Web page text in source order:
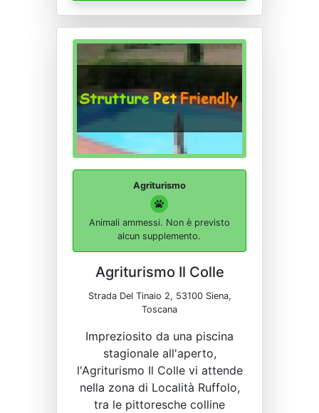
Agriturismo
Animali ammessi. Non è previsto
alcun supplemento.
Agriturismo Il Colle
Strada Del Tinaio 2, 53100 Siena,
Toscana
Impreziosito da una piscina
stagionale all'aperto,
l'Agriturismo Il Colle vi attende
nella zona di Località Ruffolo,
tra le pittoresche colline